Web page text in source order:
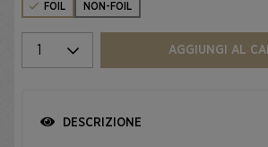
FOIL NON-FOIL
Seleziona la quantità
AGGIUNGI AL
DESCRIZIONE